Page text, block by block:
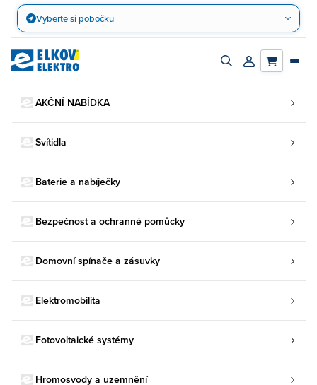
Přejít
obsah
Vyberte si pobočku
Zapnout/vypnout
Přihlásit/
AKČNÍ NABÍDKA
Svítidla
Baterie a nabíječky
Bezpečnost a ochranné pomůcky
Domovní spínače a zásuvky
Elektromobilita
Fotovoltaické systémy
Hromosvody a uzemnění